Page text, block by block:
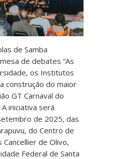
de Samba
de debates “As
os Institutos
construção do maior
GT Carnaval do
iniciativa será
de 2025, das
do Centro de
Cancellier de Olivo,
Federal de Santa